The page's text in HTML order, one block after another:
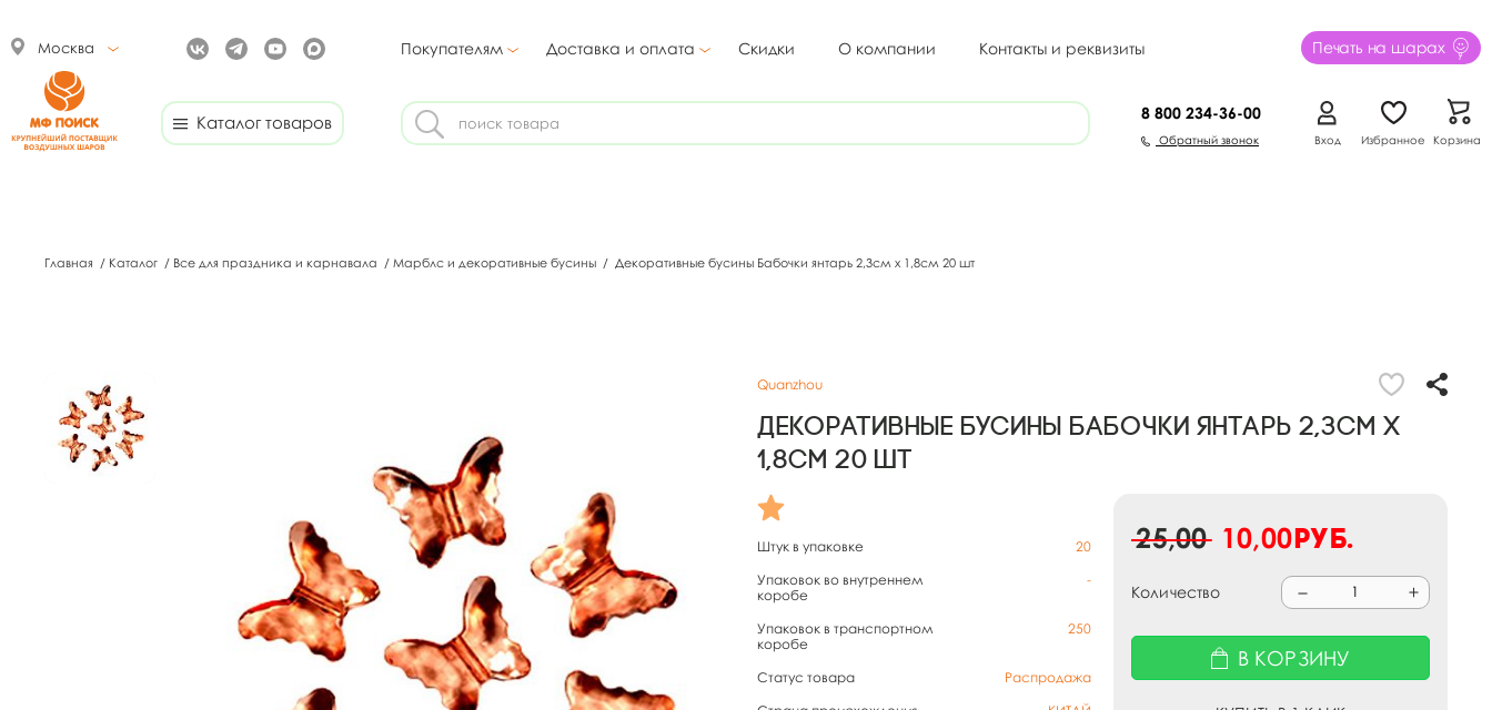
Москва Покупателям Доставка и оплата Скидки О компании Контакты и реквизиты Печать на шарах
Каталог товаров 8 800 234-36-00
Обратный звонок Вход Избранное Корзина
Главная / Каталог / Все для праздника и карнавала / Марблс и декоративные бусины / Декоративные бусины Бабочки янтарь 2,3см х 1,8см 20 шт
Quanzhou
Декоративные бусины Бабочки янтарь 2,3см х
1,8см 20 шт
Штук в упаковке
20
Упаковок во внутреннем
коробе
-
Упаковок в транспортном
коробе
250
Статус товара
Распродажа
25,00 10,00руб.
Количество
В КОРЗИНУ